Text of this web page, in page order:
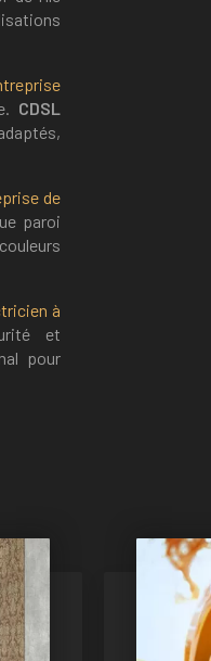
CDSL
de
paroi
à
et
pour